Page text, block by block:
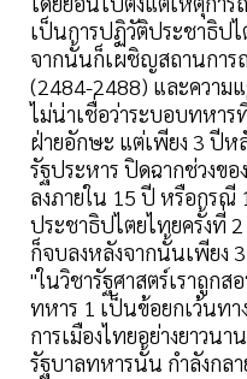
เป็นการปฏิวัติประชาธิปไ
จากนั้นก็เผชิญสถานการ
(2484-2488) และควา
ไม่น่าเชื่อว่าระบอบทหาร
ฝ่ายอักษะ แต่เพียง 3 ปี
รัฐประหาร ปิดฉากช่วงข
ลงภายใน 15 ปี หรือกรณี
ประชาธิปไตยไทยครั้งที่
ก็จบลงหลังจากนั้นเพียง
"ในวิชารัฐศาสตร์เราถูกส
ทหาร 1 เป็นข้อยกเว้นทา
การเมืองไทยอย่างยาวน
รัฐบาลทหารนั้น กำลังกล